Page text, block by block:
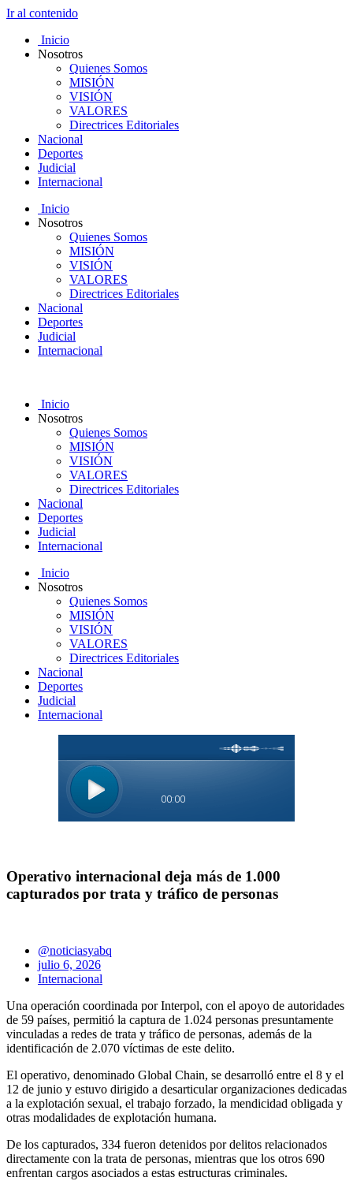
Ir al contenido
Inicio
Nosotros
Quienes Somos
MISIÓN
VISIÓN
VALORES
Directrices Editoriales
Nacional
Deportes
Judicial
Internacional
Inicio
Nosotros
Quienes Somos
MISIÓN
VISIÓN
VALORES
Directrices Editoriales
Nacional
Deportes
Judicial
Internacional
Inicio
Nosotros
Quienes Somos
MISIÓN
VISIÓN
VALORES
Directrices Editoriales
Nacional
Deportes
Judicial
Internacional
Inicio
Nosotros
Quienes Somos
MISIÓN
VISIÓN
VALORES
Directrices Editoriales
Nacional
Deportes
Judicial
Internacional
Operativo internacional deja más de 1.000
capturados por trata y tráfico de personas
@noticiasyabq
julio 6, 2026
Internacional
Una operación coordinada por Interpol, con el apoyo de autoridades
de 59 países, permitió la captura de 1.024 personas presuntamente
vinculadas a redes de trata y tráfico de personas, además de la
identificación de 2.070 víctimas de este delito.
El operativo, denominado Global Chain, se desarrolló entre el 8 y el
12 de junio y estuvo dirigido a desarticular organizaciones dedicadas
a la explotación sexual, el trabajo forzado, la mendicidad obligada y
otras modalidades de explotación humana.
De los capturados, 334 fueron detenidos por delitos relacionados
directamente con la trata de personas, mientras que los otros 690
enfrentan cargos asociados a estas estructuras criminales.